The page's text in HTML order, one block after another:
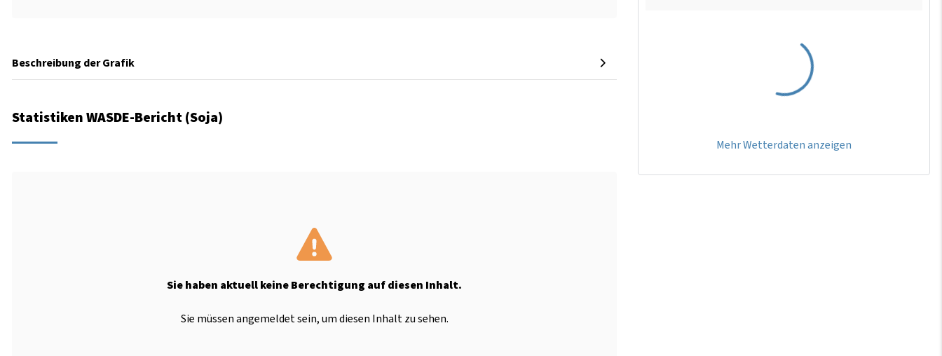
Beschreibung der Grafik
Statistiken WASDE-Bericht (Soja)
Sie haben aktuell keine Berechtigung auf diesen Inhalt.
Sie müssen angemeldet sein, um diesen Inhalt zu sehen.
Mehr Wetterdaten anzeigen